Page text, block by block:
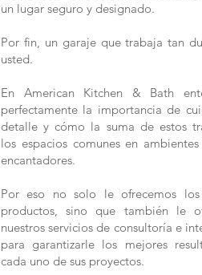
un lugar seguro y designado.
Por fin, un garaje que trabaja tan
usted.
En American Kitchen & Bath
perfectamente la importancia de
detalle y cómo la suma de estos
los espacios comunes en
encantadores.
Por eso no solo le ofrecemos los
productos, sino que también le
nuestros servicios de consultoría e
para garantizarle los mejores
cada uno de sus proyectos.